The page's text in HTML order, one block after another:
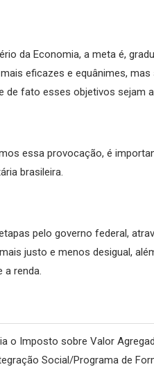
da Economia, a meta é,
eficazes e equânimes,
de fato esses objetivos sejam
essa provocação, é
brasileira.
pelo governo federal,
justo e menos desigual,
a renda.
o Imposto sobre Valor
Social/Programa de